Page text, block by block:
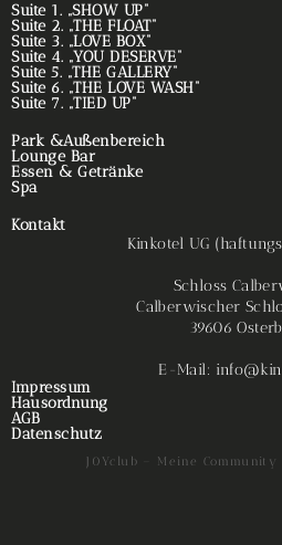
Suite 1. „SHOW UP“
Suite 2. „THE FLOAT“
Suite 3. „LOVE BOX“
Suite 4. „YOU DESERVE“
Suite 5. „THE GALLERY“
Suite 6. „THE LOVE WASH“
Suite 7. „TIED UP“
Park &Außenbereich
Lounge Bar
Essen & Getränke
Spa
Kontakt
Kinkotel UG
Schloss
Calberwischer
39606
E-Mail:
Impressum
Hausordnung
AGB
Datenschutz
J0Yclub – Meine